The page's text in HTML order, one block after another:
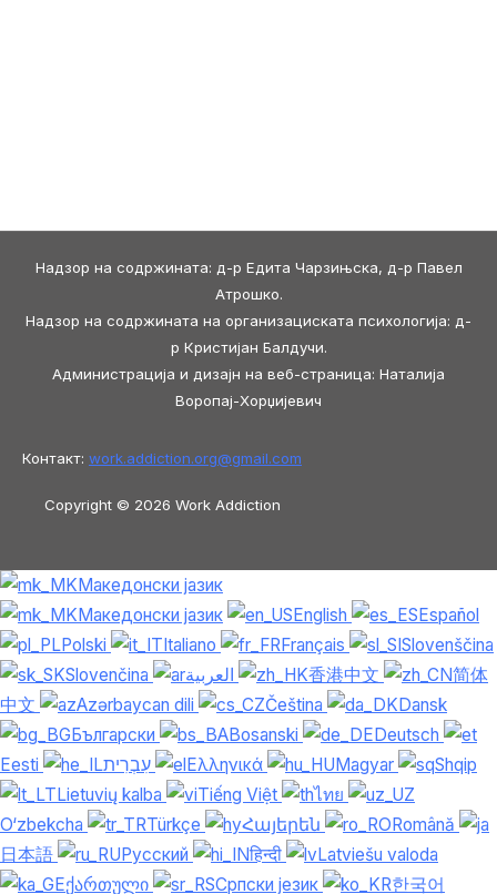
Надзор на содржината: д-р Едита Чарзињска, д-р Павел
Атрошко.
Надзор на содржината на организациската психологија: д-
р Кристијан Балдучи.
Администрација и дизајн на веб-страница: Наталија
Воропај-Хорџијевич
Контакт: work.addiction.org@gmail.com
Copyright © 2026 Work Addiction
Македонски јазик
Македонски јазик
English
Español
Polski
Italiano Français
Slovenščina
Slovenčina
香港中文
简体
中文
Azərbaycan dili Čeština
Dansk
Български
Bosanski
Deutsch
Eesti
Ελληνικά Magyar
Shqip
Lietuvių kalba
Tiếng Việt
ไทย
O‘zbekcha
Türkçe Հայերեն
Română
日本語
Русский हिन्दी
Latviešu valoda
ქართული
Српски језик 한국어